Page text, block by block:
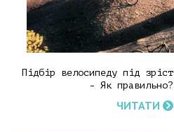
Підбір велосипеду під зріст
- Як правильно?
ЧИТАТИ